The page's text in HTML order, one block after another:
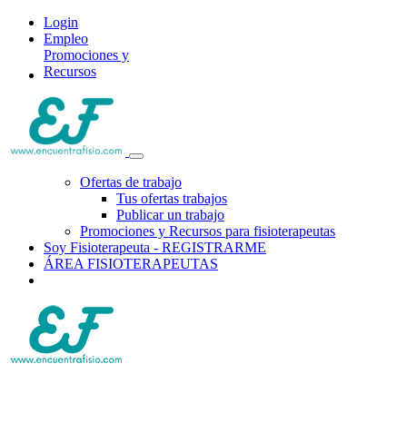
Login
Empleo
Promociones y
Recursos
Ofertas de trabajo
Tus ofertas trabajos
Publicar un trabajo
Promociones y Recursos para fisioterapeutas
Soy Fisioterapeuta - REGISTRARME
ÁREA FISIOTERAPEUTAS